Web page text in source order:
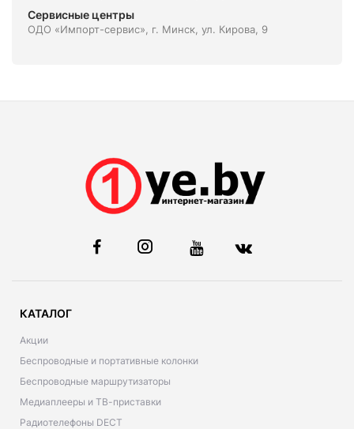
Сервисные центры
ОДО «Импорт-сервис», г. Минск, ул. Кирова, 9
КАТАЛОГ
Акции
Беспроводные и портативные колонки
Беспроводные маршрутизаторы
Медиаплееры и ТВ-приставки
Радиотелефоны DECT